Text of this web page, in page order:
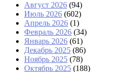
Август 2026 (94)
Июль 2026 (602)
Апрель 2026 (1)
Февраль 2026 (34)
Январь 2026 (61)
Декабрь 2025 (86)
Ноябрь 2025 (78)
Октябрь 2025 (188)